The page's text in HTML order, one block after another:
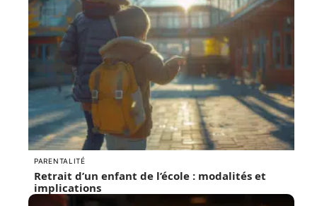
PARENTALITÉ
Retrait d’un enfant de l’école : modalités et
implications